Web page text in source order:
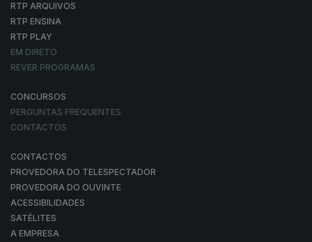
RTP ARQUIVOS
RTP ENSINA
RTP PLAY
EM DIRETO
REVER PROGRAMAS
CONCURSOS
PERGUNTAS FREQUENTES
CONTACTOS
CONTACTOS
PROVEDORA DO TELESPECTADOR
PROVEDORA DO OUVINTE
ACESSIBILIDADES
SATÉLITES
A EMPRESA